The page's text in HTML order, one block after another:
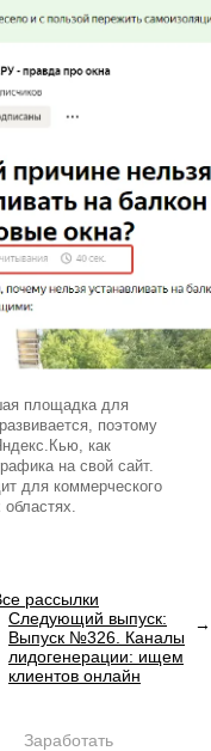
площадка для
поэтому
как
на свой сайт.
для коммерческого
рассылки
Следующий выпуск:
Выпуск №326. Каналы
лидогенерации: ищем
клиентов онлайн
Заработать